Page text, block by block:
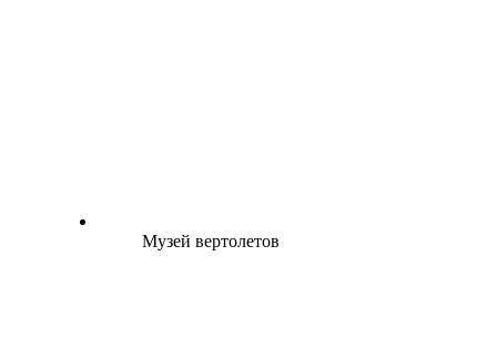
Музей вертолетов